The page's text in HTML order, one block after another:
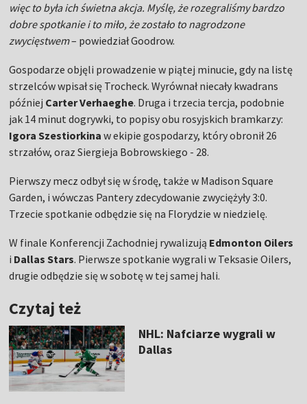
więc to była ich świetna akcja. Myślę, że rozegraliśmy bardzo
dobre spotkanie i to miło, że zostało to nagrodzone
zwycięstwem– powiedział Goodrow.
Gospodarze objęli prowadzenie w piątej minucie, gdy na listę
strzelców wpisał się Trocheck. Wyrównał niecały kwadrans
później Carter Verhaeghe. Druga i trzecia tercja, podobnie
jak 14 minut dogrywki, to popisy obu rosyjskich bramkarzy:
Igora Szestiorkina w ekipie gospodarzy, który obronił 26
strzałów, oraz Siergieja Bobrowskiego - 28.
Pierwszy mecz odbył się w środę, także w Madison Square
Garden, i wówczas Pantery zdecydowanie zwyciężyły 3:0.
Trzecie spotkanie odbędzie się na Florydzie w niedzielę.
W finale Konferencji Zachodniej rywalizują Edmonton Oilers
i Dallas Stars. Pierwsze spotkanie wygrali w Teksasie Oilers,
drugie odbędzie się w sobotę w tej samej hali.
Czytaj też
NHL: Nafciarze wygrali w
Dallas